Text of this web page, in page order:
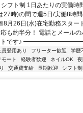
シフト制 1日あたりの実働
27時)の間で週5日/実働8時間
月26日(水)在宅勤務スタ
も約半分！ 電話とメール
ートです♪
員登用あり フリーター歓迎 学歴
モート 経験者歓迎 ネイルOK 夜
交通費支給 長期歓迎 シフト制